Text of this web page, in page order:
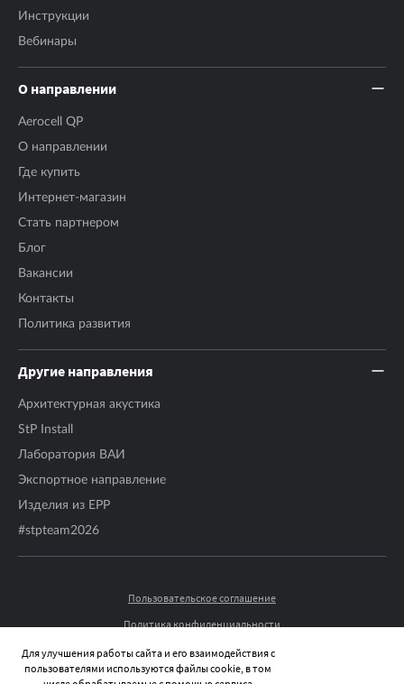
Инструкции
Вебинары
О направлении
Aerocell QP
О направлении
Где купить
Интернет-магазин
Стать партнером
Блог
Вакансии
Контакты
Политика развития
Другие направления
Архитектурная акустика
StP Install
Лаборатория ВАИ
Экспортное направление
Изделия из EPP
#stpteam2026
Пользовательское соглашение
Политика конфиденциальности
© 2026 STP-RUSSIA ВСЕ ПРАВА ЗАЩИЩЕНЫ.
Для улучшения работы сайта и его взаимодействия с
пользователями используются файлы cookie, в том